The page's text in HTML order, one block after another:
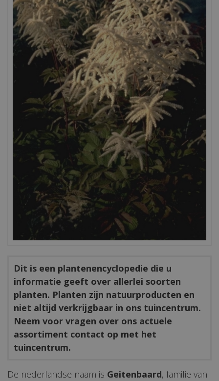
Dit is een plantenencyclopedie die u
informatie geeft over allerlei soorten
planten. Planten zijn natuurproducten en
niet altijd verkrijgbaar in ons tuincentrum.
Neem voor vragen over ons actuele
assortiment contact op met het
tuincentrum.
De nederlandse naam is Geitenbaard, familie van